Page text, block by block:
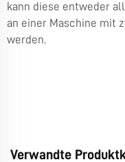
kann diese entweder
an einer Maschine mit
werden.
Verwandte